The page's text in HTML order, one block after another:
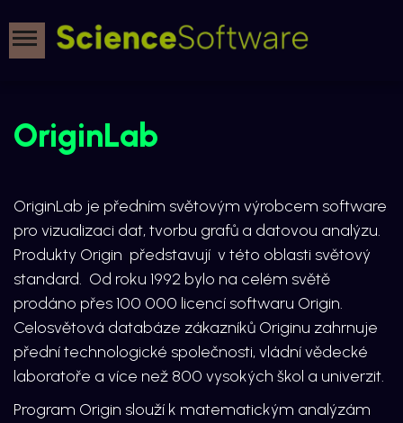
OriginLab
OriginLab je předním světovým výrobcem software
pro vizualizaci dat, tvorbu grafů a datovou analýzu.
Produkty Origin představují v této oblasti světový
standard. Od roku 1992 bylo na celém světě
prodáno přes 100 000 licencí softwaru Origin.
Celosvětová databáze zákazníků Originu zahrnuje
přední technologické společnosti, vládní vědecké
laboratoře a více než 800 vysokých škol a univerzit.
Program Origin slouží k matematickým analýzám